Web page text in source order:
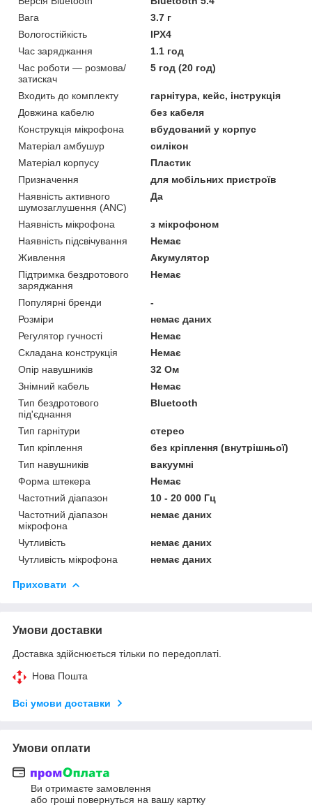
Вага
3.7 г
Вологостійкість
IPX4
Час заряджання
1.1 год
Час роботи — розмова/
затискач
5 год (20 год)
Входить до комплекту
гарнітура, кейс, інструкція
Довжина кабелю
без кабеля
Конструкція мікрофона
вбудований у корпус
Матеріал амбушур
силікон
Матеріал корпусу
Пластик
Призначення
для мобільних пристроїв
Наявність активного
шумозаглушення (ANC)
Да
Наявність мікрофона
з мікрофоном
Наявність підсвічування
Немає
Живлення
Акумулятор
Підтримка бездротового
заряджання
Немає
Популярні бренди
-
Розміри
немає даних
Регулятор гучності
Немає
Складана конструкція
Немає
Опір навушників
32 Ом
Знімний кабель
Немає
Тип бездротового
під'єднання
Bluetooth
Тип гарнітури
стерео
Тип кріплення
без кріплення (внутрішньої)
Тип навушників
вакуумні
Форма штекера
Немає
Частотний діапазон
10 - 20 000 Гц
Частотний діапазон
мікрофона
немає даних
Чутливість
немає даних
Чутливість мікрофона
немає даних
Приховати
Умови доставки
Доставка здійснюється тільки по передоплаті.
Нова Пошта
Всі умови доставки
Умови оплати
Ви отримаєте замовлення
або гроші повернуться на вашу картку